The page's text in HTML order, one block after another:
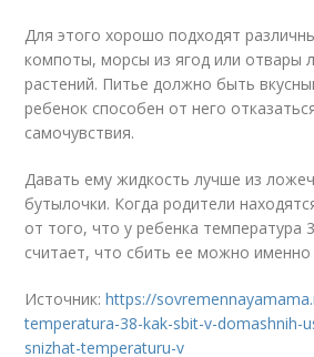
Для этого хорошо подходят
компоты, морсы из ягод или отвары
растений. Питье должно быть
ребенок способен от него
самочувствия.
Давать ему жидкость лучше из
бутылочки. Когда родители
от того, что у ребенка температура
считает, что сбить ее можно
Источник:https://
temperatura-38-kak-sbit-v-domashnih-
snizhat-temperaturu-v